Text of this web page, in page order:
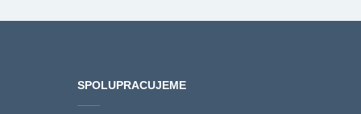
SPOLUPRACUJEME